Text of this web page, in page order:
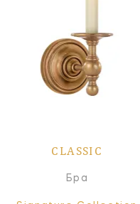
CLASSIC
Бра